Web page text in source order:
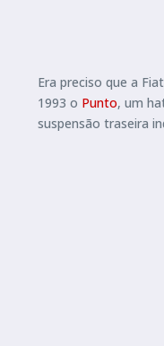
Era preciso que a
1993 o Punto, um
suspensão traseira